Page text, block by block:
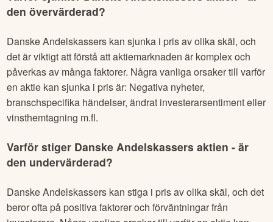
vissa fall kan det ge dig en ledtråd till vad som hänt.
Varför sjunkerDanske Andelskassersaktien - är
den övervärderad?
Danske Andelskasserskan sjunka i pris av olika skäl, och
det är viktigt att förstå att aktiemarknaden är komplex och
påverkas av många faktorer. Några vanliga orsaker till varför
branschspecifika händelser, ändrat investerarsentiment eller
vinsthemtagning m.fl.
Varför stigerDanske Andelskassersaktien - är
den undervärderad?